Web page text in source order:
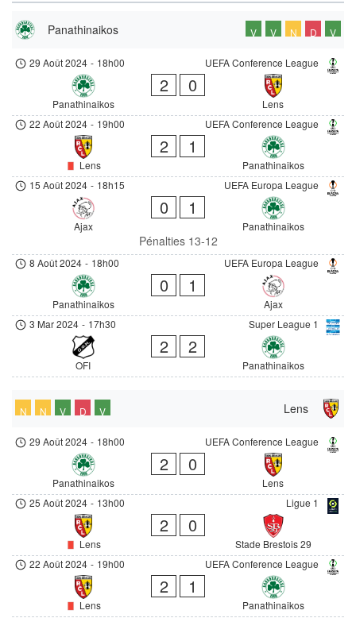
Panathinaikos V V N D V
UEFA Conference League
29 Août 2024 - 18h00
Panathinaikos
2 0
Lens
UEFA Conference League
22 Août 2024 - 19h00
Lens
2 1
Panathinaikos
UEFA Europa League
15 Août 2024 - 18h15
Ajax
0 1
Panathinaikos
Pénalties 13-12
UEFA Europa League
8 Août 2024 - 18h00
Panathinaikos
0 1
Ajax
Super League 1
3 Mar 2024 - 17h30
OFI
2 2
Panathinaikos
Lens
N N V D V
UEFA Conference League
29 Août 2024 - 18h00
Panathinaikos
2 0
Lens
Ligue 1
25 Août 2024 - 13h00
Lens
2 0
Stade Brestois 29
UEFA Conference League
22 Août 2024 - 19h00
Lens
2 1
Panathinaikos